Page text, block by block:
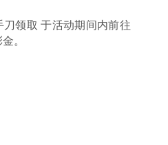
领取 于活动期间内前往
。